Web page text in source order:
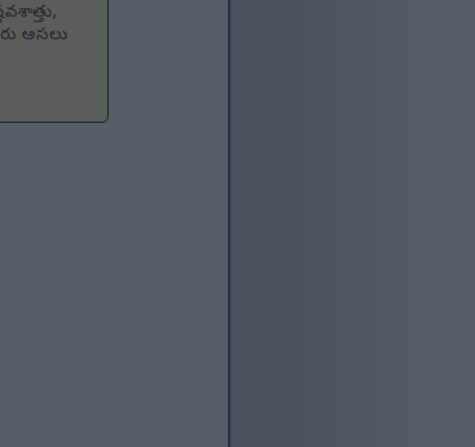
అసలు